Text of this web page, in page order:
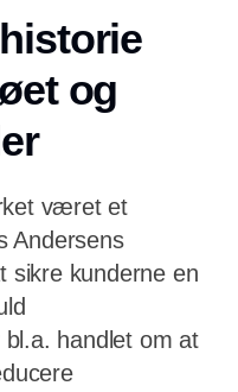
og
været et
Andersens
sikre kunderne en
handlet om at